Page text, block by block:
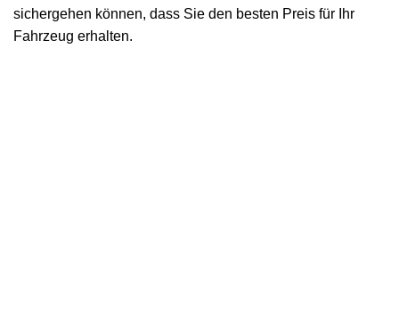
sichergehen können, dass Sie den besten Preis für Ihr
Fahrzeug erhalten.